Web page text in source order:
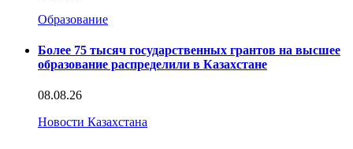
Образование
Более 75 тысяч государственных грантов на высшее
образование распределили в Казахстане
08.08.26
Новости Казахстана